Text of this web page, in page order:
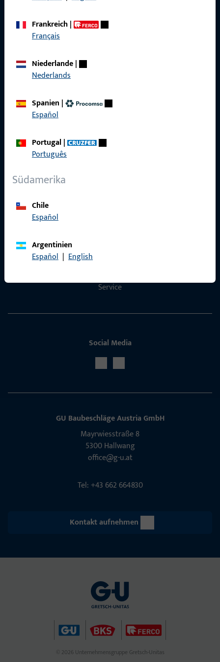
Frankreich|
Français
Niederlande|
Nederlands
Spanien |
Español
Portugal|
Português
Südamerika
Chile
Español
Argentinien
Español | English
Schnelleinstieg
Über Uns
Referenzen
Service
Social Media
GU Baubeschläge Aus­tria GmbH
Mayrwies­straße 8
5300 Hall­wang
office@g-u.at
Tel: +43 662 664830
Kontakt aufnehmen
© 2026 Unternehmensgruppe Gretsch-Unitas